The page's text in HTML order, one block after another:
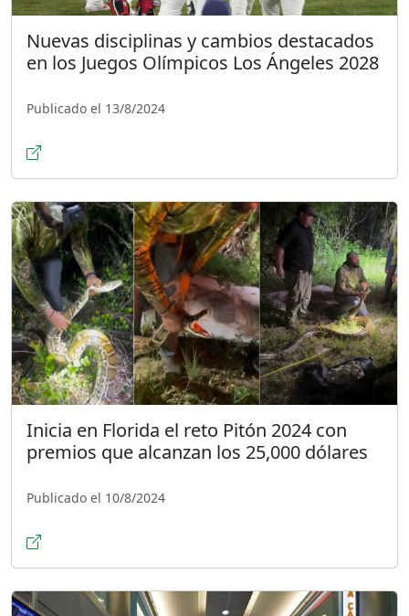
Nuevas disciplinas y cambios destacados
en los Juegos Olímpicos Los Ángeles 2028
Publicado el 13/8/2024
Inicia en Florida el reto Pitón 2024 con
premios que alcanzan los 25,000 dólares
Publicado el 10/8/2024